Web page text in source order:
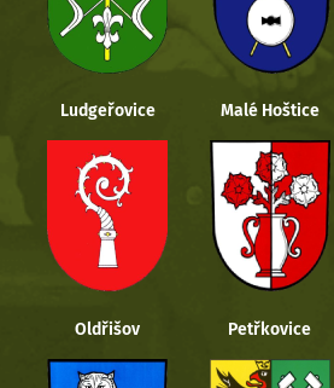
Ludgeřovice Malé Hoštice
Oldřišov Petřkovice